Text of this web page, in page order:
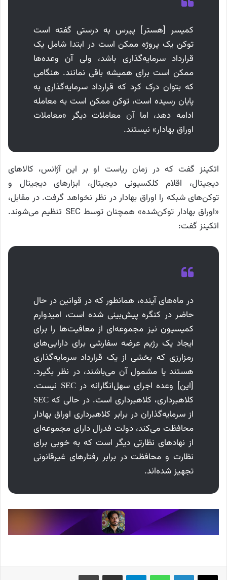
کمیسر [هستر] پیرس به درستی گفته است
توکن یک پروژه ممکن است در ابتدا شامل یک
قرارداد سرمایه‌گذاری باشد، ولی آن وعده‌ها
ممکن است برای همیشه باقی نمانند. هنگامی
که بتوان درک کرد که قرارداد سرمایه‌گذاری به
پایان رسیده است، توکن ممکن است به معامله
ادامه دهد، اما آن معاملات دیگر «معاملات
اوراق بهادار» نیستند.
اتکینز گفت که در زمان ریاست او بر این آژانس، کالاهای
دیجیتال، اقلام کلکسیونی دیجیتال، ابزارهای دیجیتال و
توکن‌های شبکه را اوراق بهادار در نظر نخواهد گرفت. در مقابل،
«اوراق بهادار توکن‌شده» همچنان توسط SEC تنظیم می‌شوند.
اتکینز گفت:
در ماه‌های آینده، همانطور که در قوانین در حال
حاضر در کنگره پیش‌بینی شده است، امیدوارم
کمیسیون نیز مجموعه‌ای از معافیت‌ها را برای
ایجاد یک رژیم عرضه سفارشی برای دارایی‌های
رمزارزی که بخشی از یک قرارداد سرمایه‌گذاری
هستند یا مشمول آن می‌باشند، در نظر بگیرد.
[این] وعده اجرای سهل‌انگارانه در SEC نیست.
کلاهبرداری، کلاهبرداری است. در حالی که SEC
از سرمایه‌گذاران در برابر کلاهبرداری اوراق بهادار
محافظت می‌کند، دولت فدرال دارای مجموعه‌ای
از نهادهای نظارتی دیگر است که به خوبی برای
نظارت و محافظت در برابر رفتارهای غیرقانونی
تجهیز شده‌اند.
X لینکدین واتس آپ تلگرام اشتراک گذاری از طریق ایمیل چاپ